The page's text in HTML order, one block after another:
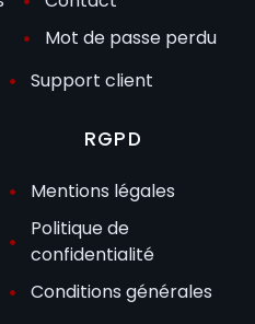
Mot de passe perdu
Support client
RGPD
Mentions légales
Politique de
confidentialité
Conditions générales